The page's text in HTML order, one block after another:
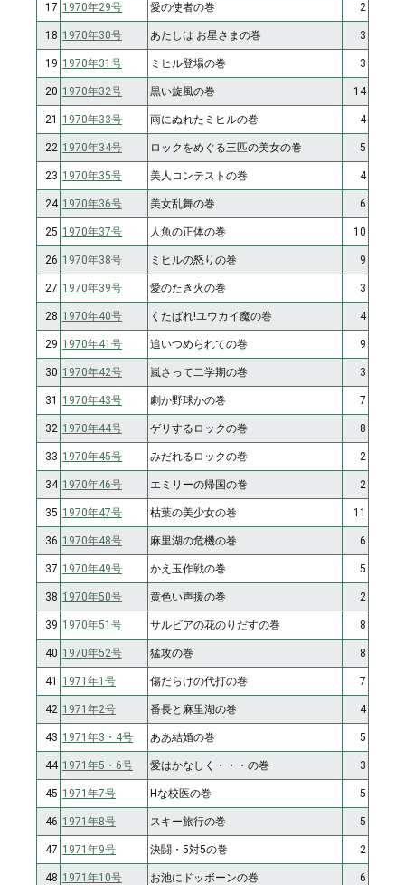
17 1970年29号 愛の使者の巻 2
18 1970年30号 あたしは お星さまの巻 3
19 1970年31号 ミヒル登場の巻 3
20 1970年32号 黒い旋風の巻 14
21 1970年33号 雨にぬれたミヒルの巻 4
22 1970年34号 ロックをめぐる三匹の美女の巻 5
23 1970年35号 美人コンテストの巻 4
24 1970年36号 美女乱舞の巻 6
25 1970年37号 人魚の正体の巻 10
26 1970年38号 ミヒルの怒りの巻 9
27 1970年39号 愛のたき火の巻 3
28 1970年40号 くたばれ!ユウカイ魔の巻 4
29 1970年41号 追いつめられての巻 9
30 1970年42号 嵐さって二学期の巻 3
31 1970年43号 劇か野球かの巻 7
32 1970年44号 ゲリするロックの巻 8
33 1970年45号 みだれるロックの巻 2
34 1970年46号 エミリーの帰国の巻 2
35 1970年47号 枯葉の美少女の巻 11
36 1970年48号 麻里湖の危機の巻 6
37 1970年49号 かえ玉作戦の巻 5
38 1970年50号 黄色い声援の巻 2
39 1970年51号 サルビアの花のりだすの巻 8
40 1970年52号 猛攻の巻 8
41 1971年1号 傷だらけの代打の巻 7
42 1971年2号 番長と麻里湖の巻 4
43 1971年3・4号 ああ結婚の巻 5
44 1971年5・6号 愛はかなしく・・・の巻 3
45 1971年7号 Hな校医の巻 5
46 1971年8号 スキー旅行の巻 5
47 1971年9号 決闘・5対5の巻 2
48 1971年10号 お池にドッボーンの巻 6